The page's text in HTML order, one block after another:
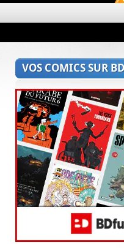
VOS COMICS SUR